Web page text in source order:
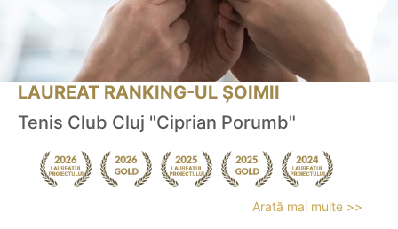
LAUREAT RANKING-UL ȘOIMII
Tenis Club Cluj "Ciprian Porumb"
Arată mai multe >>